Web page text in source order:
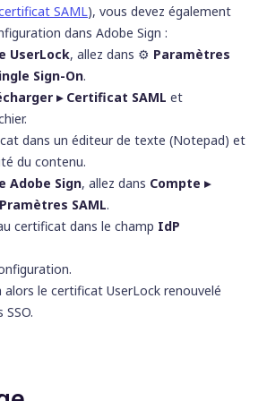
SAML), vous devez également
dans Adobe Sign :
UserLock, allez dans ⚙️ Paramètres
Sign-On.
▸ Certificat SAML et
dans un éditeur de texte (Notepad) et
du contenu.
Adobe Sign, allez dans Compte ▸
SAML.
certificat dans le champ IdP
alors le certificat UserLock renouvelé